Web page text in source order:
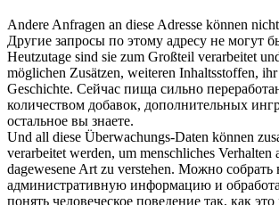
Andere Anfragen an diese Adresse können nicht
Другие запросы по этому адресу не могут
Heutzutage sind sie zum Großteil verarbeitet
möglichen Zusätzen, weiteren Inhaltsstoffen,
Geschichte. Сейчас пища сильно
количеством добавок, дополнительных
остальное вы знаете.
Und all diese Überwachungs-Daten können
verarbeitet werden, um menschliches Verhalten
dagewesene Art zu verstehen. Можно собрать
административную информацию и
понять человеческое поведение так, как